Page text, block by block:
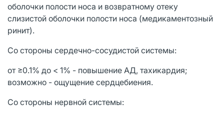
оболочки полости носа и возвратному отеку
слизистой оболочки полости носа (медикаментозный
ринит).
Со стороны сердечно-сосудистой системы:
от ≥0.1% до < 1% - повышение АД, тахикардия;
возможно - ощущение сердцебиения.
Со стороны нервной системы: